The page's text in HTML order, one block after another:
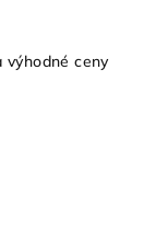
výhodné ceny